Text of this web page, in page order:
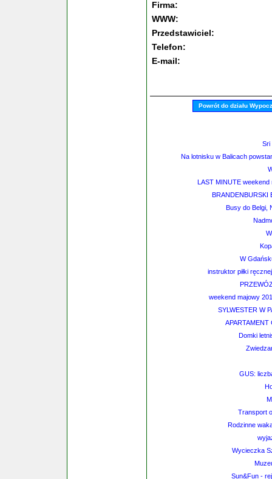
Firma:
WWW:
Przedstawiciel:
Telefon:
E-mail:
Powrót do działu
Sri
Na lotnisku w Balicach
LAST MINUTE
BRANDENBURSKI
Busy do Belgi,
W
instruktor piłki
weekend majowy
SYLWESTER W
Domki
GUS:
Transport
Rodzinne
Wycieczka
Sun&Fun -